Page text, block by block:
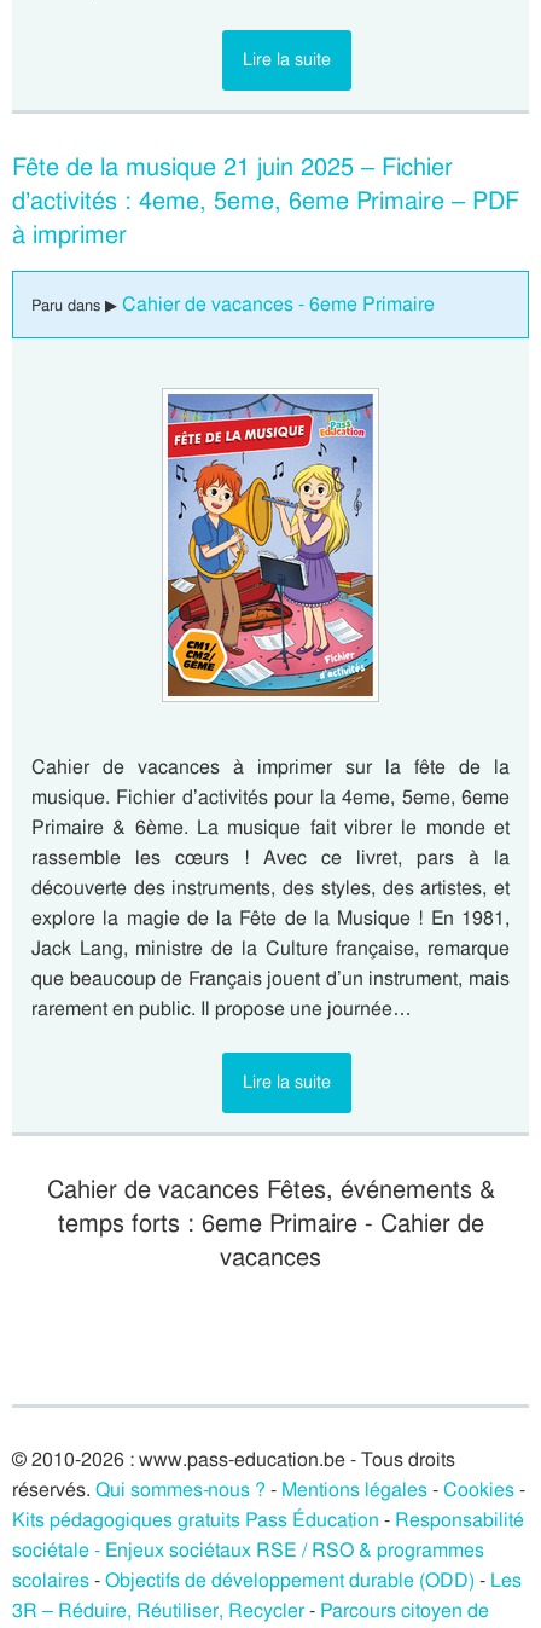
Lire la suite
Fête de la musique 21 juin 2025 – Fichier
d’activités : 4eme, 5eme, 6eme Primaire – PDF
à imprimer
Paru dans ▶ Cahier de vacances - 6eme Primaire
Cahier de vacances à imprimer sur la fête de la
musique. Fichier d’activités pour la 4eme, 5eme, 6eme
Primaire & 6ème. La musique fait vibrer le monde et
rassemble les cœurs ! Avec ce livret, pars à la
découverte des instruments, des styles, des artistes, et
explore la magie de la Fête de la Musique ! En 1981,
Jack Lang, ministre de la Culture française, remarque
que beaucoup de Français jouent d’un instrument, mais
rarement en public. Il propose une journée…
Lire la suite
Cahier de vacances Fêtes, événements &
temps forts : 6eme Primaire - Cahier de
vacances
© 2010-2026 : www.pass-education.be - Tous droits
réservés. Qui sommes-nous ? - Mentions légales-Cookies-
Kits pédagogiques gratuits Pass Éducation - Responsabilité
sociétale - Enjeux sociétaux RSE / RSO & programmes
scolaires-Objectifs de développement durable (ODD) - Les
3R – Réduire, Réutiliser, Recycler- Parcours citoyen de